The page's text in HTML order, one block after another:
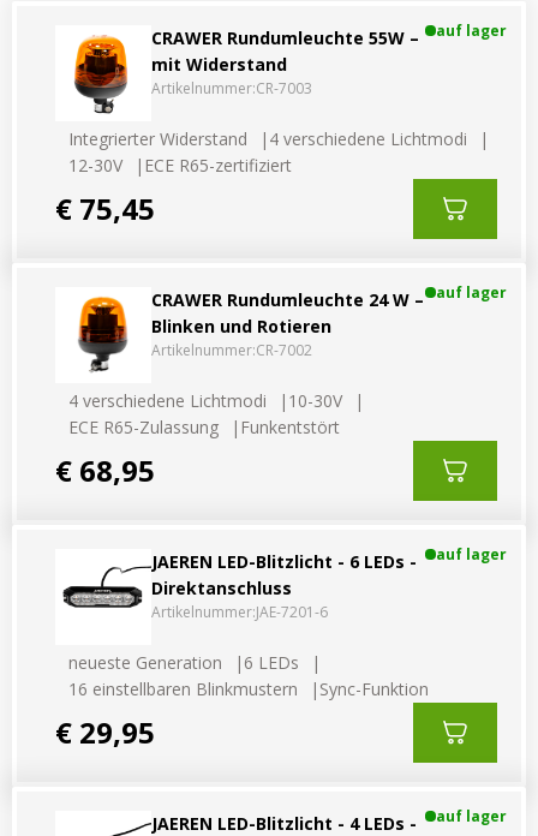
LED Beleuchtungssets
Sonstiges
Kostenlose Lichtplanung
FAQs – Häufig gestellte Fragen
Über uns
+49 (0) 3222 1851714
info@agrarled.de
+49(0)1520 5391500
LED Beleuchtungssets
Sonstiges
Kostenlose Lichtplanung
CRAWER Rundumleuchte 55W –
mit Widerstand
Artikelnummer:CR-7003
auf lager
Integrierter Widerstand
4 verschiedene Lichtmodi
12-30V
ECE R65-zertifiziert
€ 75,45
CRAWER Rundumleuchte 24 W –
Blinken und Rotieren
Artikelnummer:CR-7002
auf lager
4 verschiedene Lichtmodi
10-30V
ECE R65-Zulassung
Funkentstört
€ 68,95
JAEREN LED-Blitzlicht - 6 LEDs -
Direktanschluss
Artikelnummer:JAE-7201-6
auf lager
neueste Generation
6 LEDs
16 einstellbaren Blinkmustern
Sync-Funktion
€ 29,95
JAEREN LED-Blitzlicht - 4 LEDs -
auf lager